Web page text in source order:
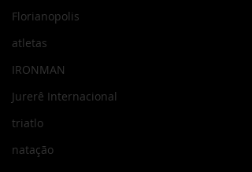
Florianopolis
atletas
IRONMAN
Jurerê Internacional
triatlo
natação